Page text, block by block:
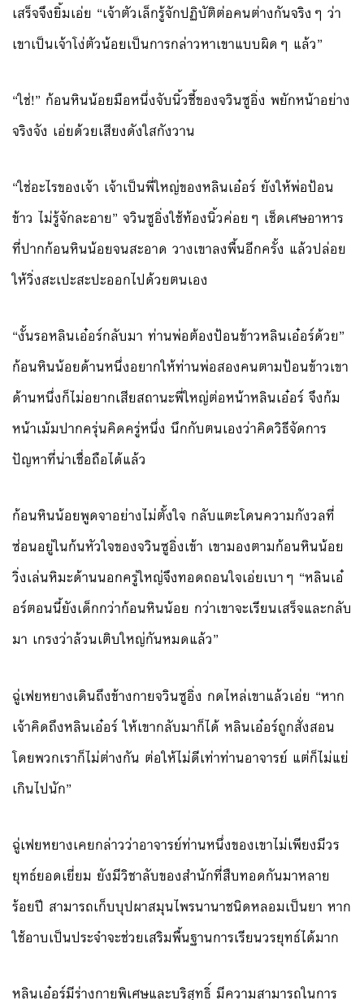
เสร็จจึงยิ้มเอ่ย “เจ้าตัวเล็กรู้จักปฏิบัติต่อคนต่างกันจริงๆ ว่า
เขาเป็นเจ้าโง่ตัวน้อยเป็นการกล่าวหาเขาแบบผิดๆ แล้ว”
“ใช่!” ก้อนหินน้อยมือหนึ่งจับนิ้วชี้ของจวินซูอิ่ง พยักหน้าอย่าง
จริงจัง เอ่ยด้วยเสียงดังใสกังวาน
“ใช่อะไรของเจ้า เจ้าเป็นพี่ใหญ่ของหลินเอ๋อร์ ยังให้พ่อป้อน
ข้าว ไม่รู้จักละอาย” จวินซูอิ่งใช้ท้องนิ้วค่อยๆ เช็ดเศษอาหาร
ที่ปากก้อนหินน้อยจนสะอาด วางเขาลงพื้นอีกครั้ง แล้วปล่อย
ให้วิ่งสะเปะสะปะออกไปด้วยตนเอง
“งั้นรอหลินเอ๋อร์กลับมา ท่านพ่อต้องป้อนข้าวหลินเอ๋อร์ด้วย”
ก้อนหินน้อยด้านหนึ่งอยากให้ท่านพ่อสองคนตามป้อนข้าวเขา
ด้านหนึ่งก็ไม่อยากเสียสถานะพี่ใหญ่ต่อหน้าหลินเอ๋อร์ จึงก้ม
หน้าเม้มปากครุ่นคิดครู่หนึ่ง นึกกับตนเองว่าคิดวิธีจัดการ
ปัญหาที่น่าเชื่อถือได้แล้ว
ก้อนหินน้อยพูดจาอย่างไม่ตั้งใจ กลับแตะโดนความกังวลที่
ซ่อนอยู่ในก้นหัวใจของจวินซูอิ่งเข้า เขามองตามก้อนหินน้อย
วิ่งเล่นหิมะด้านนอกครู่ใหญ่จึงทอดถอนใจเอ่ยเบาๆ “หลินเอ๋
อร์ตอนนี้ยังเด็กกว่าก้อนหินน้อย กว่าเขาจะเรียนเสร็จและกลับ
มา เกรงว่าล้วนเติบใหญ่กันหมดแล้ว”
ฉู่เฟยหยางเดินถึงข้างกายจวินซูอิ่ง กดไหล่เขาแล้วเอ่ย “หาก
เจ้าคิดถึงหลินเอ๋อร์ ให้เขากลับมาก็ได้ หลินเอ๋อร์ถูกสั่งสอน
โดยพวกเราก็ไม่ต่างกัน ต่อให้ไม่ดีเท่าท่านอาจารย์ แต่ก็ไม่แย่
เกินไปนัก”
ฉู่เฟยหยางเคยกล่าวว่าอาจารย์ท่านหนึ่งของเขาไม่เพียงมีวร
ยุทธ์ยอดเยี่ยม ยังมีวิชาลับของสำนักที่สืบทอดกันมาหลาย
ร้อยปี สามารถเก็บบุปผาสมุนไพรนานาชนิดหลอมเป็นยา หาก
ใช้อาบเป็นประจำจะช่วยเสริมพื้นฐานการเรียนวรยุทธ์ได้มาก
หลินเอ๋อร์มีร่างกายพิเศษและบริสุทธิ์ มีความสามารถในการ